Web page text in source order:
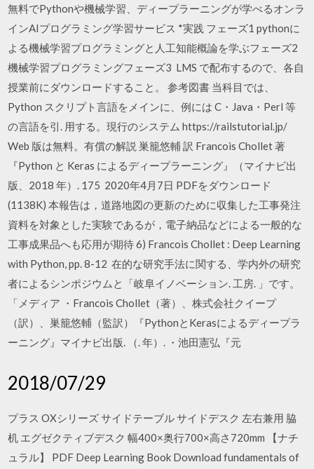
無料でPythonや機械学習、ディープラーニングが学べるオンラ
インAIプログラミング学習サービス *実践 フェーズ1 pythonに
よる機械学習プログラミングと人工知能概論を学ぶフェーズ2
機械学習プログラミングフェーズ3 LMS で配布するので、各⾃
授業前にダウンロードすること。 参考図書 当科⽬では、
Python スクリプト⾔語をメインに、例には C・Java・Perl 等
の⾔語を引. ⽤する。現⾏のシステム https://railstutorial.jp/
Web 版は無料。有償の解説 巣籠悠輔 訳 Francois Chollet 著
『Python と Keras によるディープラーニング』（マイナビ出
版、2018 年）. 175 2020年4月7日 PDFをダウンロード
(1138K) 本報告は，道路地図の更新のために収集した工事発注
資料を対象とした実験であるが，電子納品などによる一般的な
工事成果品へも応用が期待 6) Francois Chollet : Deep Learning
with Python, pp. 8-12 在的な研究手法に関する、学内外の研究
者によるシンポジウムと「岐阜イノベーション. 工房. 」です。
「メディア ・Francois Chollet（著）、株式会社クイープ
（訳）、巣籠悠輔（監訳）『PythonとKerasによるディープラ
ーニング』マイナビ出版. （. 年）. ・池田憲弘『元
2018/07/29
プラス OXシリーズ サイドテーブル サイドデスク 左右兼用 脇
机 エグゼクティブデスク 幅400×奥行700×高さ720mm 【ナチ
ュラル】 PDF Deep Learning Book Download fundamentals of